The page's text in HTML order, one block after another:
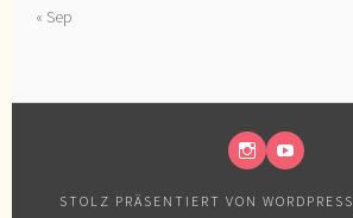
« Sep
STOLZ PRÄSENTIERT VON WORDPRESS